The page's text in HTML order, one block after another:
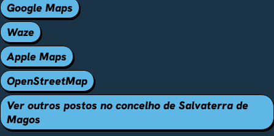
Google Maps
Waze
Apple Maps
OpenStreetMap
Ver outros postos no concelho de Salvaterra de
Magos